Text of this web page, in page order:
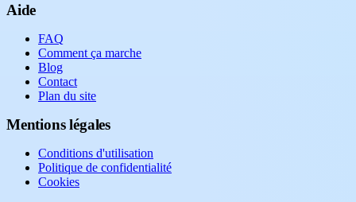
Aide
FAQ
Comment ça marche
Blog
Contact
Plan du site
Mentions légales
Conditions d'utilisation
Politique de confidentialité
Cookies